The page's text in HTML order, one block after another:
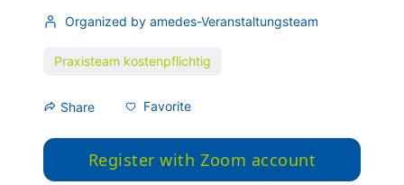
Organized by amedes-Veranstaltungsteam
Praxisteam kostenpflichtig
Share Favorite
Register with Zoom account